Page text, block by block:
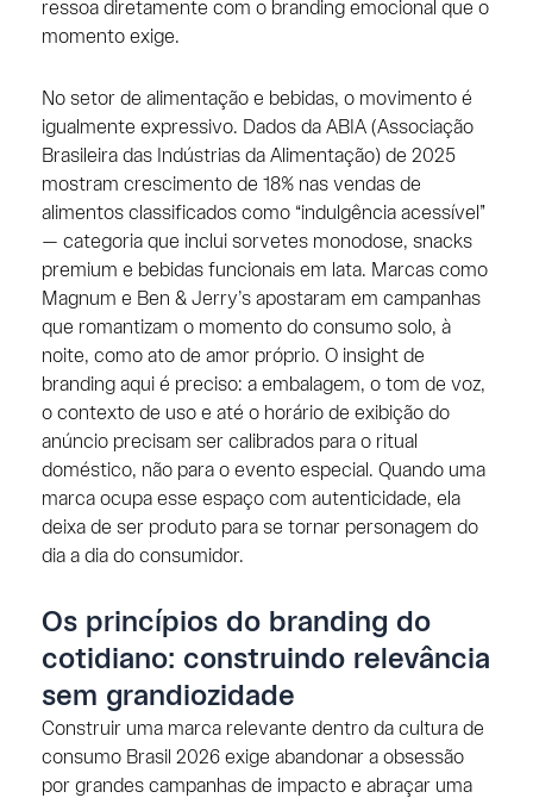
ressoa diretamente com o branding emocional que o
momento exige.
No setor de alimentação e bebidas, o movimento é
igualmente expressivo. Dados da ABIA (Associação
Brasileira das Indústrias da Alimentação) de 2025
mostram crescimento de 18% nas vendas de
alimentos classificados como “indulgência acessível”
— categoria que inclui sorvetes monodose, snacks
premium e bebidas funcionais em lata. Marcas como
Magnum e Ben & Jerry’s apostaram em campanhas
que romantizam o momento do consumo solo, à
noite, como ato de amor próprio. O insight de
branding aqui é preciso: a embalagem, o tom de voz,
o contexto de uso e até o horário de exibição do
anúncio precisam ser calibrados para o ritual
doméstico, não para o evento especial. Quando uma
marca ocupa esse espaço com autenticidade, ela
deixa de ser produto para se tornar personagem do
dia a dia do consumidor.
Os princípios do branding do
cotidiano: construindo relevância
sem grandiozidade
Construir uma marca relevante dentro da cultura de
consumo Brasil 2026 exige abandonar a obsessão
por grandes campanhas de impacto e abraçar uma